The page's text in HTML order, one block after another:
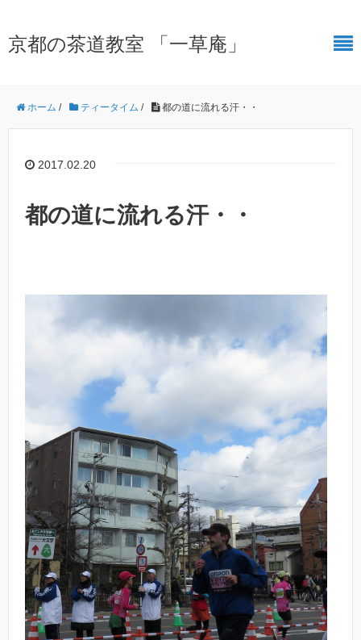
京都の茶道教室 「一草庵」
ホーム / ティータイム / 都の道に流れる汗・・
2017.02.20
都の道に流れる汗・・